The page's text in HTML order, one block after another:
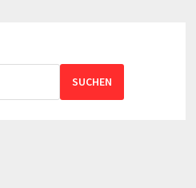
SUCHEN